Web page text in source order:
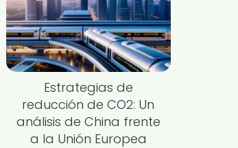
Estrategias de
reducción de CO2: Un
análisis de China frente
a la Unión Europea